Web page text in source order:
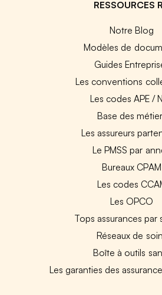
RESSOURCES
Notre Blog
Modèles de
Guides
Les conventions
Les codes APE /
Base des
Les assureurs
Le PMSS par
Bureaux CPAM
Les codes
Les OPCO
Tops assurances par
Réseaux de
Boîte à outils
Les garanties des